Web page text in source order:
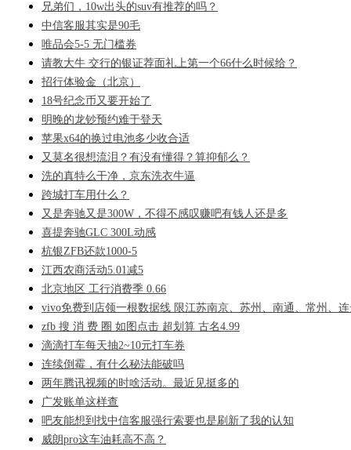
兄弟们，10w出头的suv有推荐的吗？
中信客服其实是90毛
唯品会5-5 无门槛券
请教大牛 交行的银证荐面礼上第一个66什么时候给？
招行体验金（北京）
18号纪念币又要开始了
明晚的龙钞预约难于登天
苹果x64的换过电池多少收合适
又莫名很想流泪？有没有懂得？算抑郁么？
洗的真特么干净，京东洗衣牛逼
跨城打车用什么？
又是奔驰又是300W，不得不感叹赚吧有钱人还是多
喜提奔驰GLC 300L动感
杭银ZFB还款1000-5
江西农商活动5.01减5
北京地区 工行消费季 0.66
vivo免费到店领一根数据线 限江苏南京、苏州、南通、常州、连
zfb 搜 消 费 圈 如图点击 超划算 古名4.99
滴滴打车每天抽2~10元打车券
连续倒霉，有什么秘法能破吗
两年腾讯视频的时啥活动。最近见挺多的
广发账单这样查
吧友能想到找中信客服强行索要也是刷新了我的认知
威朗pro这车油耗高不高？